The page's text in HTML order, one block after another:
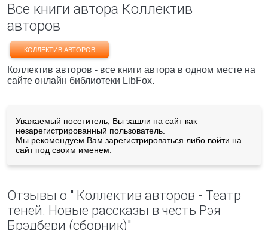
Все книги автора Коллектив
авторов
КОЛЛЕКТИВ АВТОРОВ
Коллектив авторов - все книги автора в одном месте на
сайте онлайн библиотеки LibFox.
Уважаемый посетитель, Вы зашли на сайт как
незарегистрированный пользователь.
Мы рекомендуем Вам зарегистрироваться либо войти на
сайт под своим именем.
Отзывы о " Коллектив авторов - Театр
теней. Новые рассказы в честь Рэя
Брэдбери (сборник)"